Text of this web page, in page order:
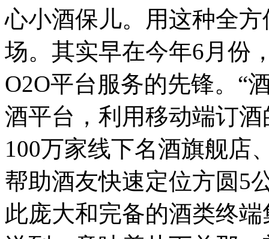
心小酒保儿。用这种全
场。其实早在今年6月份
O2O平台服务的先锋。“
酒平台，利用移动端订
100万家线下名酒旗舰店
帮助酒友快速定位方圆5
此庞大和完备的酒类终